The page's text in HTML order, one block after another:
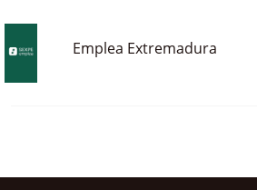
Emplea Extremadura